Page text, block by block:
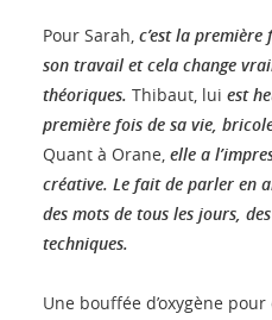
Pour Sarah, c’est la première
son travail et cela change
théoriques. Thibaut, lui est
première fois de sa vie,
Quant à Orane, elle a
créative. Le fait de parler en
des mots de tous les jours,
techniques.
Une bouffée d’oxygène